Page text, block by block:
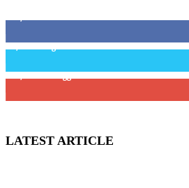
LATEST ARTICLE